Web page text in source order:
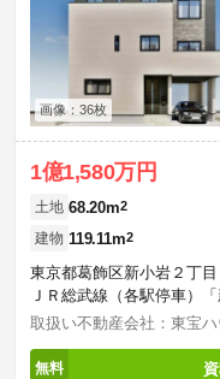
画像：36枚
1億1,580万円
土地 68.20m2
建物 119.11m2
東京都葛飾区新小岩２丁目
ＪＲ総武線（各駅停車）
取扱い不動産会社：東宝